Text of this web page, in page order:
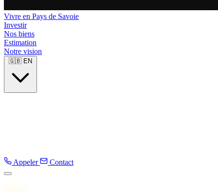
Vivre en Pays de Savoie
Investir
Nos biens
Estimation
Notre vision
🇬🇧 EN
Appeler Contact